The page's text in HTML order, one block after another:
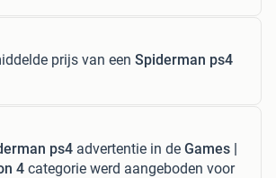
prijs van een Spiderman ps4
ps4 advertentie in de Games |
4 categorie werd aangeboden voor